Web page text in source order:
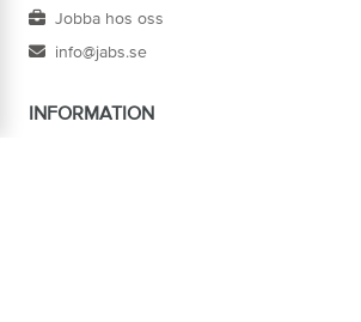
Jobba hos oss
info@jabs.se
INFORMATION